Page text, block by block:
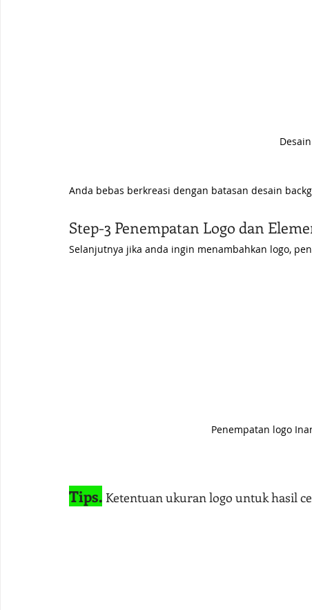
Anda bebas berkreasi dengan batasan desain
Step-3 Penempatan Logo dan
Selanjutnya jika anda ingin menambahkan logo,
Penempatan logo
Tips. Ketentuan ukuran logo untuk hasil